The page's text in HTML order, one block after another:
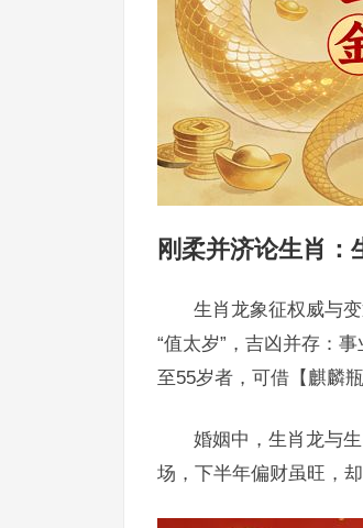
刚柔并济论生肖：
生肖龙象征权威与
“值太岁”，吉凶并存：
至55岁者，可借【麒麟
婚姻中，生肖龙与
场，下半年偏财虽旺，